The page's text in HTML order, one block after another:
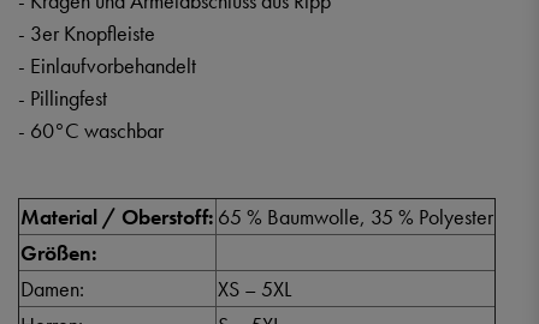
- 3er Knopfleiste
- Einlaufvorbehandelt
- Pillingfest
- 60°C waschbar
Material / Oberstoff: 65 % Baumwolle, 35 % Polyester
Größen:
Damen:
XS – 5XL